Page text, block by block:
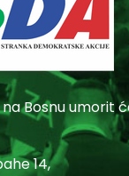
Bosnu umorit
14,